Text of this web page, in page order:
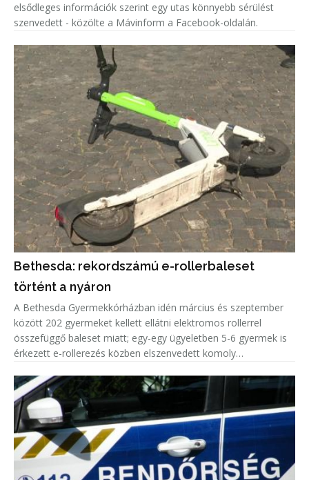
elsődleges információk szerint egy utas könnyebb sérülést
szenvedett - közölte a Mávinform a Facebook-oldalán.
Bethesda: rekordszámú e-rollerbaleset
történt a nyáron
A Bethesda Gyermekkórházban idén március és szeptember
között 202 gyermeket kellett ellátni elektromos rollerrel
összefüggő baleset miatt; egy-egy ügyeletben 5-6 gyermek is
érkezett e-rollerezés közben elszenvedett komoly